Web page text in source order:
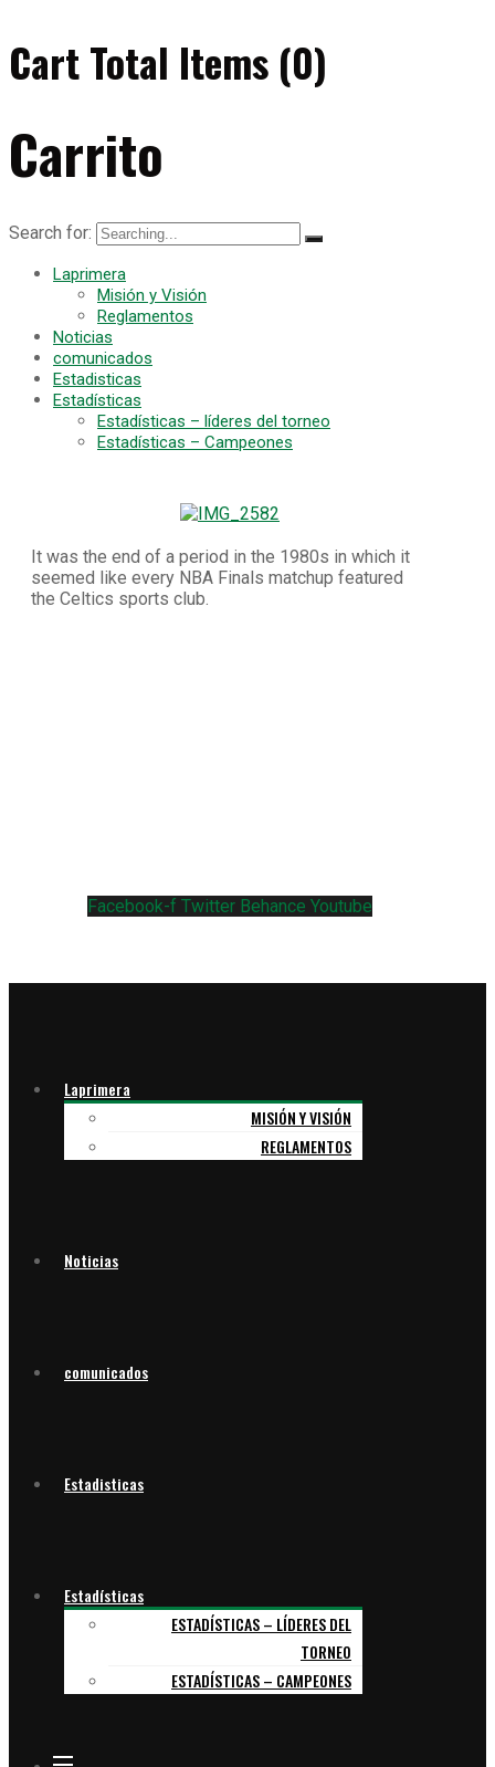
Cart Total Items (0)
Carrito
Search for:
Laprimera
Misión y Visión
Reglamentos
Noticias
comunicados
Estadisticas
Estadísticas
Estadísticas – líderes del torneo
Estadísticas – Campeones
It was the end of a period in the 1980s in which it
seemed like every NBA Finals matchup featured
the Celtics sports club.
Facebook-f Twitter Behance Youtube
Laprimera
MISIÓN Y VISIÓN
REGLAMENTOS
Noticias
comunicados
Estadisticas
Estadísticas
ESTADÍSTICAS – LÍDERES DEL
TORNEO
ESTADÍSTICAS – CAMPEONES